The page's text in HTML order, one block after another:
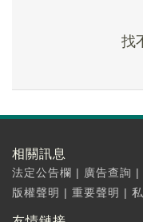
找
相關訊息
法定公告欄 | 廣告查詢 |
版權聲明 | 重要聲明 |